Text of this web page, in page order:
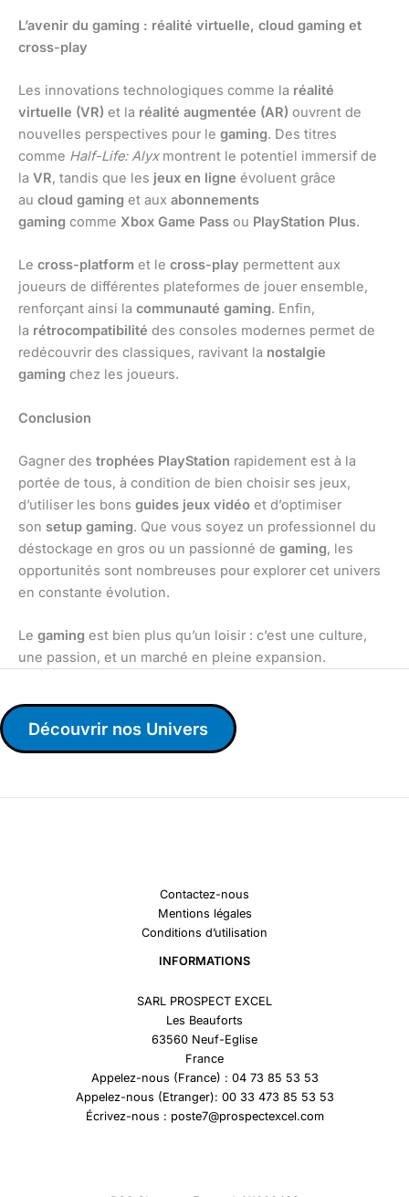
L’avenir du gaming : réalité virtuelle, cloud gaming et
cross-play
Les innovations technologiques comme la réalité
virtuelle (VR) et la réalité augmentée (AR) ouvrent de
nouvelles perspectives pour le gaming. Des titres
comme Half-Life: Alyxmontrent le potentiel immersif de
la VR, tandis que les jeux en ligne évoluent grâce
au cloud gaming et aux abonnements
gaming comme Xbox Game Pass ou PlayStation Plus.
Le cross-platform et le cross-play permettent aux
joueurs de différentes plateformes de jouer ensemble,
renforçant ainsi la communauté gaming. Enfin,
la rétrocompatibilité des consoles modernes permet de
redécouvrir des classiques, ravivant la nostalgie
gaming chez les joueurs.
Conclusion
Gagner des trophées PlayStation rapidement est à la
portée de tous, à condition de bien choisir ses jeux,
d’utiliser les bons guides jeux vidéo et d’optimiser
son setup gaming. Que vous soyez un professionnel du
déstockage en gros ou un passionné de gaming, les
opportunités sont nombreuses pour explorer cet univers
en constante évolution.
Le gaming est bien plus qu’un loisir : c’est une culture,
une passion, et un marché en pleine expansion.
Découvrir nos Univers
Contactez-nous
Mentions légales
Conditions d’utilisation
INFORMATIONS
SARL PROSPECT EXCEL
Les Beauforts
63560 Neuf-Eglise
France
Appelez-nous (France) : 04 73 85 53 53
Appelez-nous (Etranger): 00 33 473 85 53 53
Écrivez-nous : poste7@prospectexcel.com